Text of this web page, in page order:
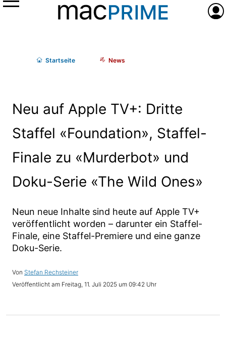
Menü
Startseite News
Neu auf Apple TV+: Dritte
Staffel «Foundation», Staffel-
Finale zu «Murderbot» und
Doku-Serie «The Wild Ones»
Neun neue Inhalte sind heute auf Apple TV+
veröffentlicht worden – darunter ein Staffel-
Finale, eine Staffel-Premiere und eine ganze
Doku-Serie.
Stefan Rechsteiner
Freitag, 11. Juli 2025 um 09:42 Uhr